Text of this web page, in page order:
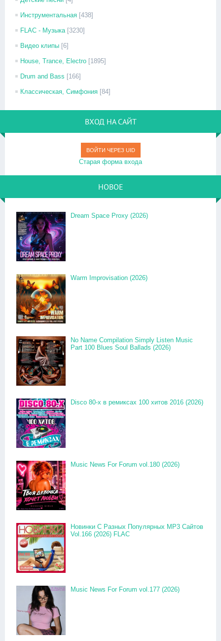
Инструментальная [438]
FLAC - Музыка [3230]
Видео клипы [6]
House, Trance, Electro [1895]
Drum and Bass [166]
Классическая, Симфония [84]
ВХОД НА САЙТ
ВОЙТИ ЧЕРЕЗ UID
Старая форма входа
НОВОЕ
Dream Space Proxy (2026)
Warm Improvisation (2026)
No Name Compilation Simply Listen Music
Part 100 Blues Soul Ballads (2026)
Disco 80-x в ремиксах 100 хитов 2016 (2026)
Music News For Forum vol.180 (2026)
Новинки С Разных Популярных MP3 Сайтов
Vol.166 (2026) FLAC
Music News For Forum vol.177 (2026)